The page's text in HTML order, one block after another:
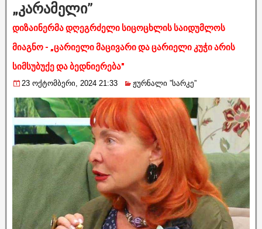
„კარამელი”
დიზაინერმა დღეგრძელი სიცოცხლის საიდუმლოს
მიაგნო - „ცარიელი მაცივარი და ცარიელი კუჭი არის
სიმსუბუქე და ბედნიერება"
23 ოქტომბერი, 2024 21:33 ჟურნალი ”სარკე”